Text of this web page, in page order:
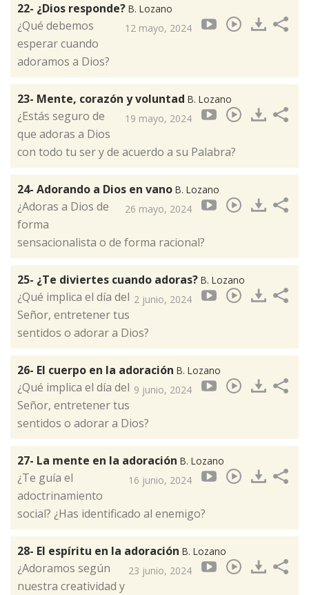
22- ¿Dios responde? B. Lozano
12 mayo, 2024
¿Qué debemos
esperar cuando
adoramos a Dios?
23- Mente, corazón y voluntad B. Lozano
19 mayo, 2024
¿Estás seguro de
que adoras a Dios
con todo tu ser y de acuerdo a su Palabra?
24- Adorando a Dios en vano B. Lozano
26 mayo, 2024
¿Adoras a Dios de
forma
sensacionalista o de forma racional?
25- ¿Te diviertes cuando adoras? B. Lozano
2 junio, 2024
¿Qué implica el día del
Señor, entretener tus
sentidos o adorar a Dios?
26- El cuerpo en la adoración B. Lozano
9 junio, 2024
¿Qué implica el día del
Señor, entretener tus
sentidos o adorar a Dios?
27- La mente en la adoración B. Lozano
16 junio, 2024
¿Te guía el
adoctrinamiento
social? ¿Has identificado al enemigo?
28- El espíritu en la adoración B. Lozano
23 junio, 2024
¿Adoramos según
nuestra creatividad y